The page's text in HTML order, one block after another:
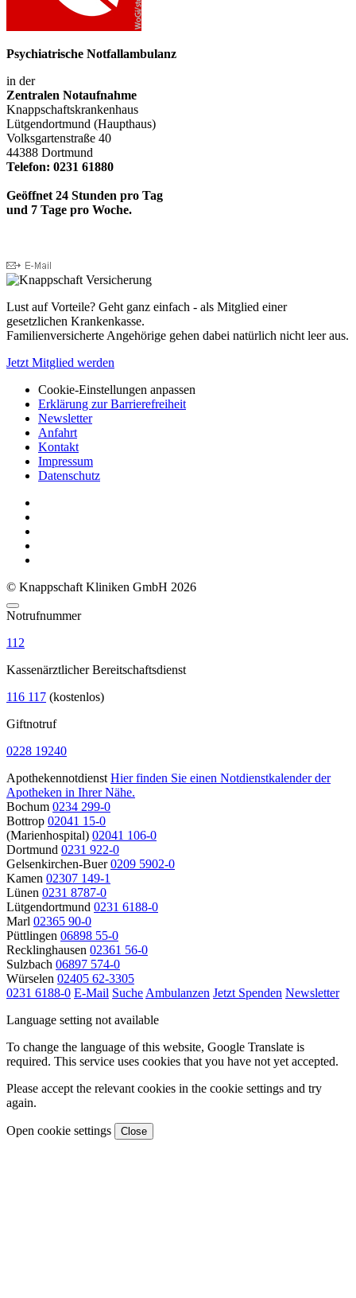
Psychiatrische Notfallambulanz
in der
Zentralen Notaufnahme
Knappschaftskrankenhaus
Lütgendortmund (Haupthaus)
Volksgartenstraße 40
44388 Dortmund
Telefon: 0231 61880
Geöffnet 24 Stunden pro Tag
und 7 Tage pro Woche.
Lust auf Vorteile? Geht ganz einfach - als Mitglied einer
gesetzlichen Krankenkasse.
Familienversicherte Angehörige gehen dabei natürlich nicht leer aus.
Jetzt Mitglied werden
Cookie-Einstellungen anpassen
Erklärung zur Barrierefreiheit
Newsletter
Anfahrt
Kontakt
Impressum
Datenschutz
© Knappschaft Kliniken GmbH 2026
Notrufnummer
112
Kassenärztlicher Bereitschaftsdienst
116 117 (kostenlos)
Giftnotruf
0228 19240
Apothekennotdienst Hier finden Sie einen Notdienstkalender der
Apotheken in Ihrer Nähe.
Bochum 0234 299-0
Bottrop 02041 15-0
(Marienhospital) 02041 106-0
Dortmund 0231 922-0
Gelsenkirchen-Buer 0209 5902-0
Kamen 02307 149-1
Lünen 0231 8787-0
Lütgendortmund 0231 6188-0
Marl 02365 90-0
Püttlingen 06898 55-0
Recklinghausen 02361 56-0
Sulzbach 06897 574-0
Würselen 02405 62-3305
0231 6188-0 E-Mail Suche Ambulanzen Jetzt Spenden Newsletter
Language setting not available
To change the language of this website, Google Translate is
required. This service uses cookies that you have not yet accepted.
Please accept the relevant cookies in the cookie settings and try
again.
Open cookie settings Close